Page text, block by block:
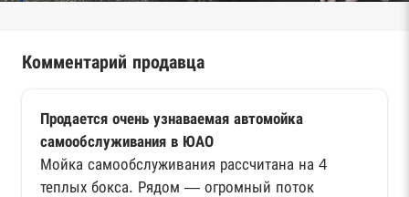
Комментарий продавца
Продается очень узнаваемая автомойка
самообслуживания в ЮАО
Мойка самообслуживания рассчитана на 4
теплых бокса. Рядом — огромный поток